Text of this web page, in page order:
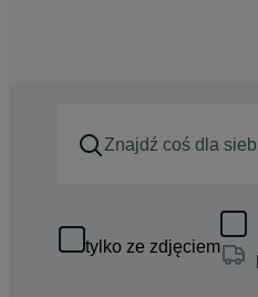
tylko ze zdjęciem